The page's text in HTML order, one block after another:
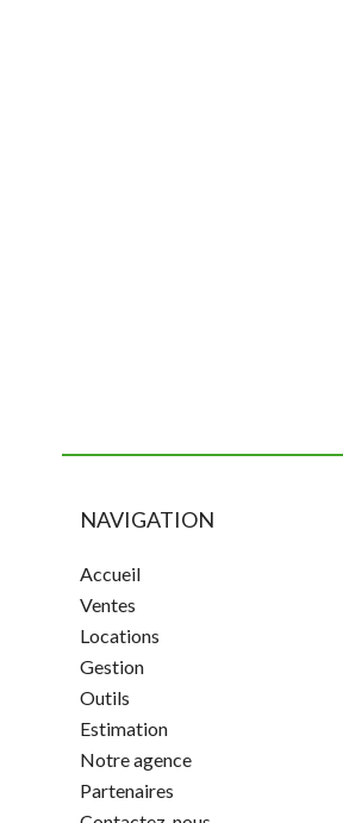
NAVIGATION
Accueil
Ventes
Locations
Gestion
Outils
Estimation
Notre agence
Partenaires